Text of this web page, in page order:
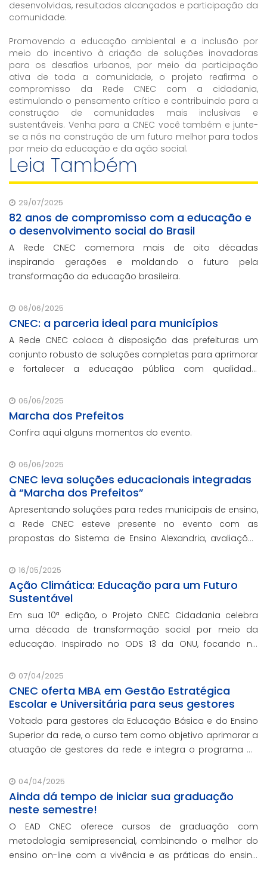
desenvolvidas, resultados alcançados e participação da
comunidade.
Promovendo a educação ambiental e a inclusão por
meio do incentivo à criação de soluções inovadoras
para os desafios urbanos, por meio da participação
ativa de toda a comunidade, o projeto reafirma o
compromisso da Rede CNEC com a cidadania,
estimulando o pensamento crítico e contribuindo para a
construção de comunidades mais inclusivas e
sustentáveis. Venha para a CNEC você também e junte-
se a nós na construção de um futuro melhor para todos
por meio da educação e da ação social.
Leia Também
29/07/2025
82 anos de compromisso com a educação e
o desenvolvimento social do Brasil
A Rede CNEC comemora mais de oito décadas
inspirando gerações e moldando o futuro pela
transformação da educação brasileira.
06/06/2025
CNEC: a parceria ideal para municípios
A Rede CNEC coloca à disposição das prefeituras um
conjunto robusto de soluções completas para aprimorar
e fortalecer a educação pública com qualidade,
que não participaram da Marcha dos Prefeitos
06/06/2025
Marcha dos Prefeitos
Confira aqui alguns momentos do evento.
06/06/2025
CNEC leva soluções educacionais integradas
à “Marcha dos Prefeitos”
Apresentando soluções para redes municipais de ensino,
a Rede CNEC esteve presente no evento com as
propostas do Sistema de Ensino Alexandria, avaliações
escolar e parcerias com prefeituras durante e
16/05/2025
Ação Climática: Educação para um Futuro
Sustentável
Em sua 10ª edição, o Projeto CNEC Cidadania celebra
uma década de transformação social por meio da
educação. Inspirado no ODS 13 da ONU, focando no
promoção da sustentabilidade.
07/04/2025
CNEC oferta MBA em Gestão Estratégica
Escolar e Universitária para seus gestores
Voltado para gestores da Educação Básica e do Ensino
Superior da rede, o curso tem como objetivo aprimorar a
atuação de gestores da rede e integra o programa de
contando com o oferecimento gratuito da Re
04/04/2025
Ainda dá tempo de iniciar sua graduação
neste semestre!
O EAD CNEC oferece cursos de graduação com
metodologia semipresencial, combinando o melhor do
ensino on-line com a vivência e as práticas do ensino